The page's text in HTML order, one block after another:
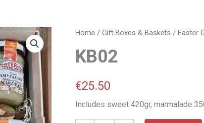
Home / Gift Boxes & Baskets / Easter
KB02
€25.50
Includes sweet 420gr, marmalade
KB02